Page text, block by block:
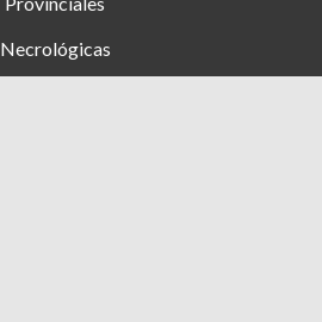
Necrológicas